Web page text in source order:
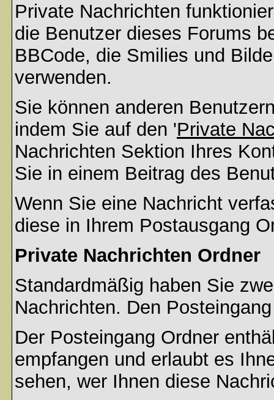
Private Nachrichten
die Benutzer dieses Forums
BBCode, die Smilies und
verwenden.
Sie können anderen
indem Sie auf den 'Private
Nachrichten Sektion Ihres
Sie in einem Beitrag des
Wenn Sie eine Nachricht
diese in Ihrem Postausgang
Private Nachrichten Ordner
Standardmäßig haben Sie
Nachrichten. Den
Der Posteingang Ordner
empfangen und erlaubt es
sehen, wer Ihnen diese